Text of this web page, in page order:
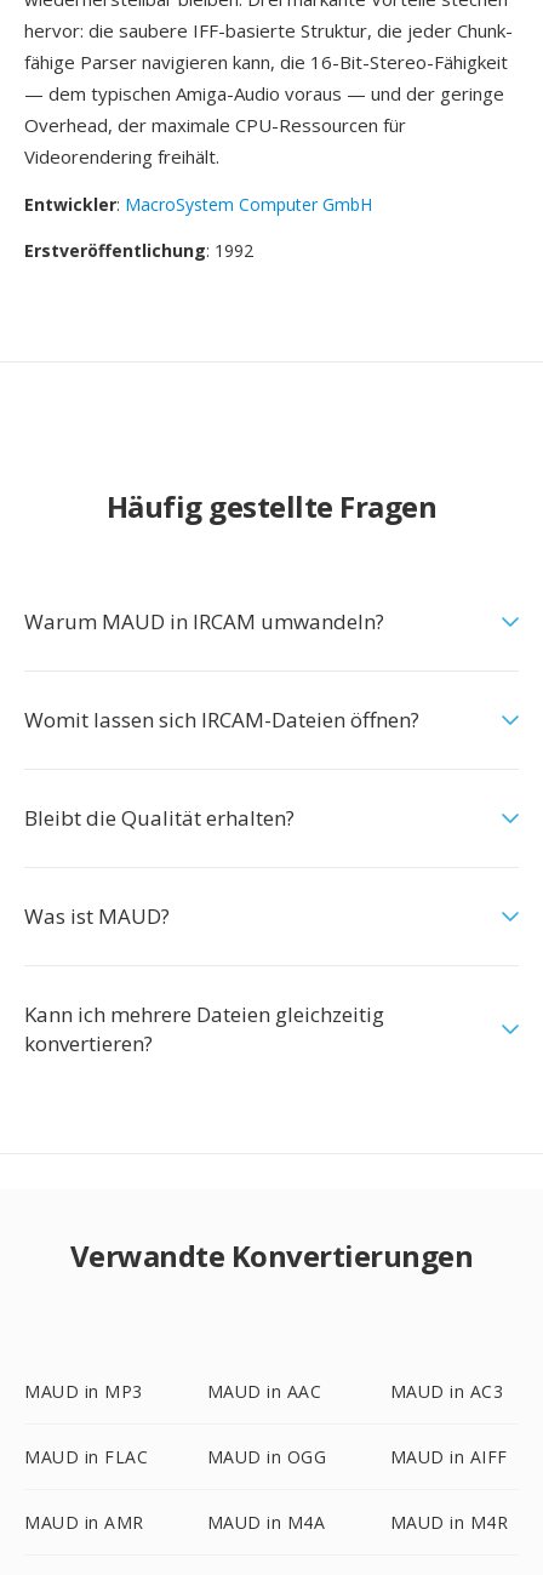
hervor: die saubere IFF-basierte Struktur, die jeder Chunk-
fähige Parser navigieren kann, die 16-Bit-Stereo-Fähigkeit
— dem typischen Amiga-Audio voraus — und der geringe
Overhead, der maximale CPU-Ressourcen für
Videorendering freihält.
Entwickler: MacroSystem Computer GmbH
Erstveröffentlichung: 1992
Häufig gestellte Fragen
Warum MAUD in IRCAM umwandeln?
Womit lassen sich IRCAM-Dateien öffnen?
Bleibt die Qualität erhalten?
Was ist MAUD?
Kann ich mehrere Dateien gleichzeitig
konvertieren?
Verwandte Konvertierungen
MAUD in MP3 MAUD in AAC MAUD in AC3
MAUD in FLAC MAUD in OGG MAUD in AIFF
MAUD in AMR MAUD in M4A MAUD in M4R